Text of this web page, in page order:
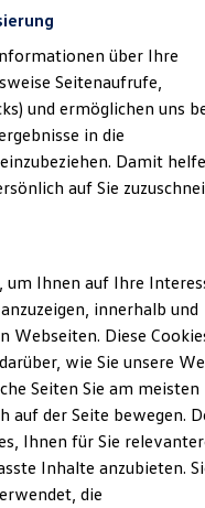
Volkswagen
über Ihre
Seitenaufrufe,
und ermöglichen uns
in die
Damit
auf Sie
um Ihnen auf Ihre
innerhalb und
Webseiten. Diese
wie Sie unsere
Seiten Sie am meisten
auf der Seite bewegen.
Ihnen für Sie
Inhalte anzubieten.
die